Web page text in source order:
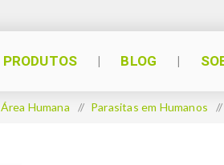
PRODUTOS BLOG
Área Humana / Parasitas em Humanos /